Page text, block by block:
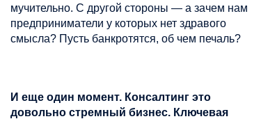
мучительно. С другой стороны — а зачем нам
предприниматели у которых нет здравого
смысла? Пусть банкротятся, об чем печаль?
И еще один момент. Консалтинг это
довольно стремный бизнес. Ключевая